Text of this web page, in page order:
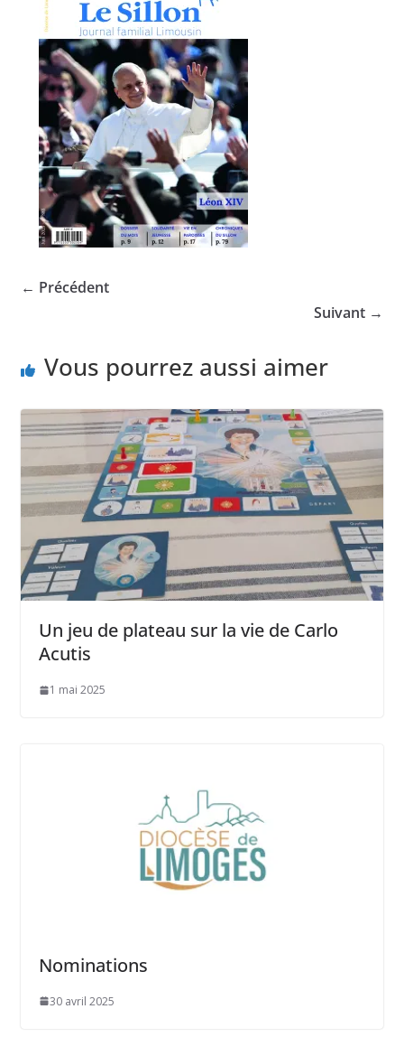
← Précédent
Suivant →
Vous pourrez aussi aimer
Un jeu de plateau sur la vie de Carlo
Acutis
1 mai 2025
Nominations
30 avril 2025